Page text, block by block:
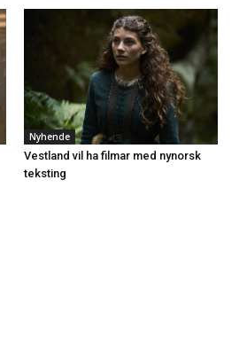
Nyhende
Vestland vil ha filmar med nynorsk
teksting